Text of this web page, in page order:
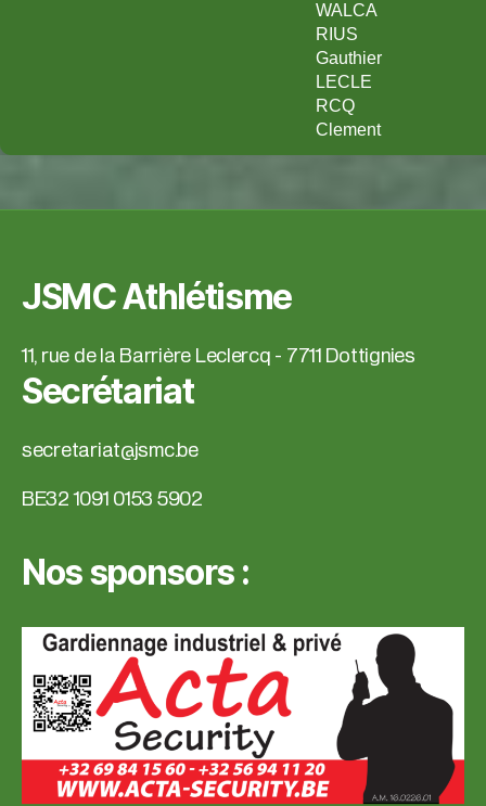
WALCA
RIUS
Gauthier
LECLE
RCQ
Clement
JSMC Athlétisme
11, rue de la Barrière Leclercq - 7711 Dottignies
Secrétariat
secretariat@jsmc.be
BE32 1091 0153 5902
Nos sponsors :